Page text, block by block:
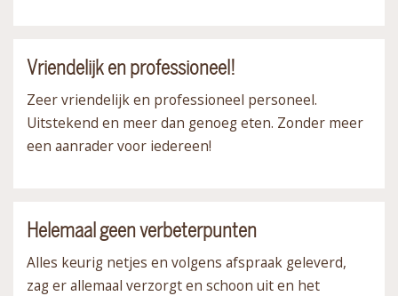
Vriendelijk en professioneel!
Zeer vriendelijk en professioneel personeel.
Uitstekend en meer dan genoeg eten. Zonder meer
een aanrader voor iedereen!
Helemaal geen verbeterpunten
Alles keurig netjes en volgens afspraak geleverd,
zag er allemaal verzorgt en schoon uit en het